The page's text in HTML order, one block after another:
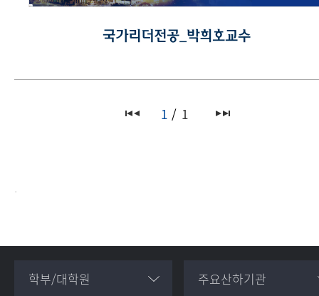
국가리더전공_박희호교수
1 1
.
학부/대학원 주요산하기관